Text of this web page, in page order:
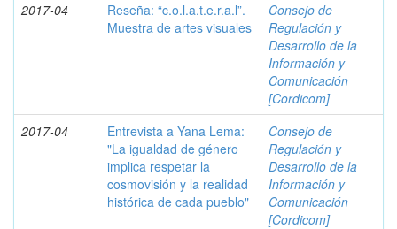
2017-04
Reseña: “c.o.l.a.t.e.r.a.l”.
Muestra de artes visuales
Consejo de
Regulación y
Desarrollo de la
Información y
Comunicación
[Cordicom]
2017-04
Entrevista a Yana Lema:
"La igualdad de género
implica respetar la
cosmovisión y la realidad
histórica de cada pueblo"
Consejo de
Regulación y
Desarrollo de la
Información y
Comunicación
[Cordicom]